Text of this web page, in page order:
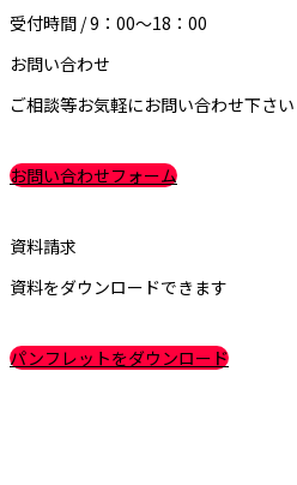
受付時間 / 9：00～18：00
お問い合わせ
ご相談等お気軽にお問い合わせ下さい
お問い合わせフォーム
資料請求
資料をダウンロードできます
パンフレットをダウンロード